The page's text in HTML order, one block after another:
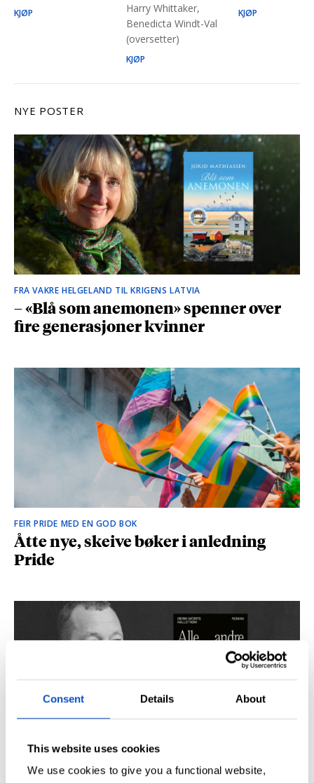
Consent Details About
This website uses cookies
We use cookies to give you a functional website,
KJØP
Harry Whittaker,
Benedicta Windt-Val
(oversetter)
KJØP
KJØP
NYE POSTER
FRA VAKRE HELGELAND TIL KRIGENS LATVIA
– «Blå som anemonen» spenner over
fire generasjoner kvinner
FEIR PRIDE MED EN GOD BOK
Åtte nye, skeive bøker i anledning
Pride
SÅ DU NRK-DOKUMENTAREN «AGENTEN»?
Didrik M. Hallstrøm: – Alt det med CIA